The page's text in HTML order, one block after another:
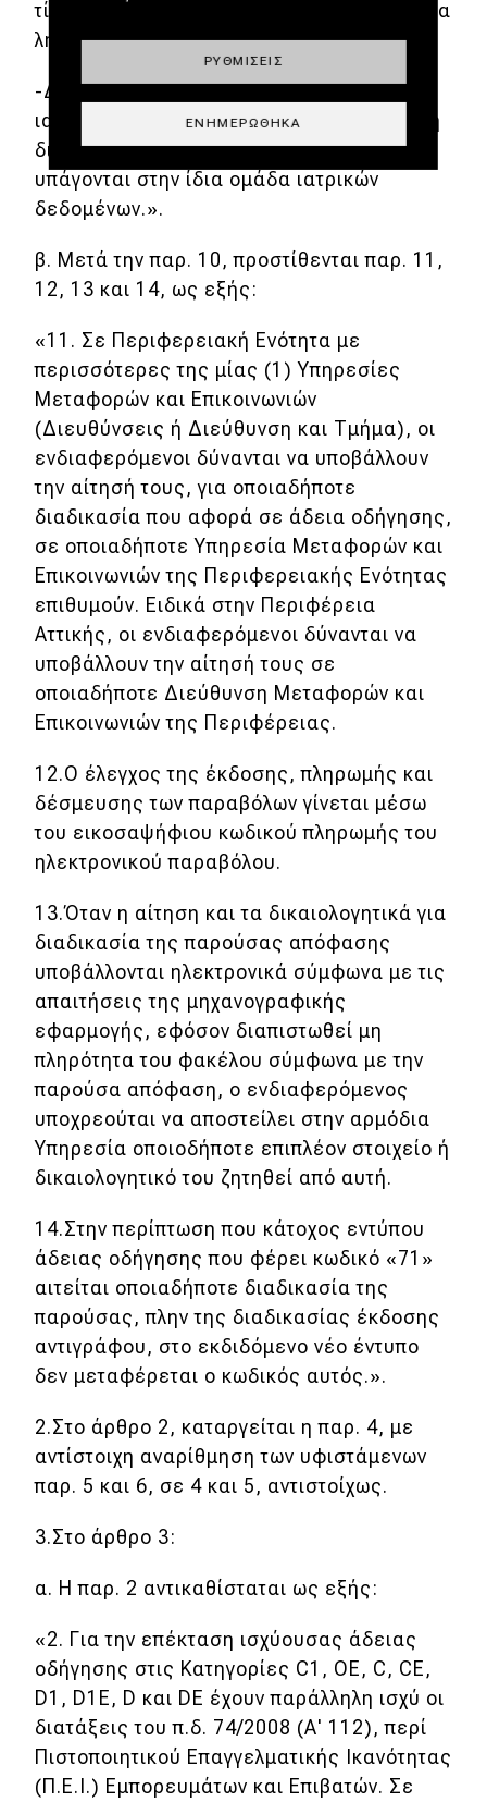
τίθεται ως ημερομηνία λήξης η ημερομηνία
λήξης του πρώτου Δ.Ε.Ε.
-Δεν απαιτείται η επανυποβολή των
ιατρικών πιστοποιητικών κατά την δεύτερη
διαδικασία, εφόσον οι δύο διαδικασίες
υπάγονται στην ίδια ομάδα ιατρικών
δεδομένων.».
β. Μετά την παρ. 10, προστίθενται παρ. 11,
12, 13 και 14, ως εξής:
«11. Σε Περιφερειακή Ενότητα με
περισσότερες της μίας (1) Υπηρεσίες
Μεταφορών και Επικοινωνιών
(Διευθύνσεις ή Διεύθυνση και Τμήμα), οι
ενδιαφερόμενοι δύνανται να υποβάλλουν
την αίτησή τους, για οποιαδήποτε
διαδικασία που αφορά σε άδεια οδήγησης,
σε οποιαδήποτε Υπηρεσία Μεταφορών και
Επικοινωνιών της Περιφερειακής Ενότητας
επιθυμούν. Ειδικά στην Περιφέρεια
Αττικής, οι ενδιαφερόμενοι δύνανται να
υποβάλλουν την αίτησή τους σε
οποιαδήποτε Διεύθυνση Μεταφορών και
Επικοινωνιών της Περιφέρειας.
12.Ο έλεγχος της έκδοσης, πληρωμής και
δέσμευσης των παραβόλων γίνεται μέσω
του εικοσαψήφιου κωδικού πληρωμής του
ηλεκτρονικού παραβόλου.
13.Όταν η αίτηση και τα δικαιολογητικά για
διαδικασία της παρούσας απόφασης
υποβάλλονται ηλεκτρονικά σύμφωνα με τις
απαιτήσεις της μηχανογραφικής
εφαρμογής, εφόσον διαπιστωθεί μη
πληρότητα του φακέλου σύμφωνα με την
παρούσα απόφαση, ο ενδιαφερόμενος
υποχρεούται να αποστείλει στην αρμόδια
Υπηρεσία οποιοδήποτε επιπλέον στοιχείο ή
δικαιολογητικό του ζητηθεί από αυτή.
14.Στην περίπτωση που κάτοχος εντύπου
άδειας οδήγησης που φέρει κωδικό «71»
αιτείται οποιαδήποτε διαδικασία της
παρούσας, πλην της διαδικασίας έκδοσης
αντιγράφου, στο εκδιδόμενο νέο έντυπο
δεν μεταφέρεται ο κωδικός αυτός.».
2.Στο άρθρο 2, καταργείται η παρ. 4, με
αντίστοιχη αναρίθμηση των υφιστάμενων
παρ. 5 και 6, σε 4 και 5, αντιστοίχως.
3.Στο άρθρο 3:
α. Η παρ. 2 αντικαθίσταται ως εξής:
«2. Για την επέκταση ισχύουσας άδειας
οδήγησης στις Κατηγορίες C1, ΟΕ, C, CE,
D1, D1E, D και DE έχουν παράλληλη ισχύ οι
διατάξεις του π.δ. 74/2008 (Α' 112), περί
Πιστοποιητικού Επαγγελματικής Ικανότητας
(Π.Ε.Ι.) Εμπορευμάτων και Επιβατών. Σε
ΡΥΘΜΊΣΕΙΣ
ΕΝΗΜΕΡΏΘΗΚΑ